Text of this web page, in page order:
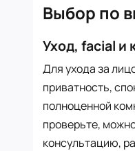
Выбор по
Уход, facial и
Для ухода за
приватность,
полноценной
проверьте,
консультацию,